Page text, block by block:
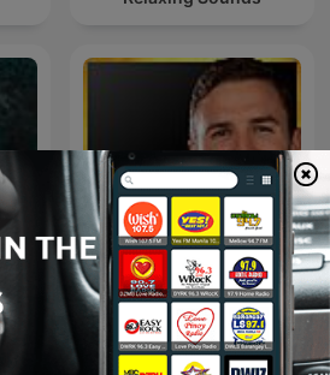
The Mindset Mentor